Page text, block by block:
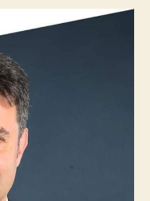
az